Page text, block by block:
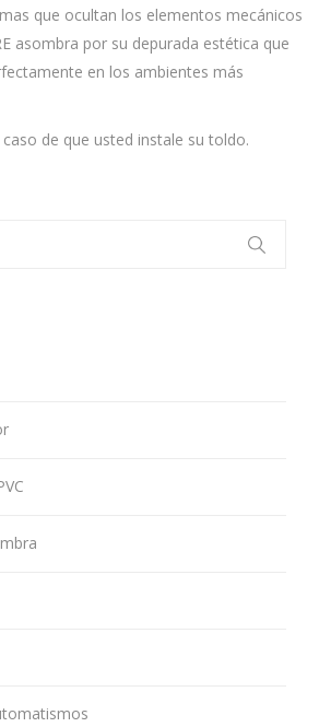
que ocultan los elementos mecánicos
asombra por su depurada estética que
en los ambientes más
de que usted instale su toldo.